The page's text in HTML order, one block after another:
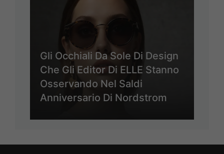
Gli Occhiali Da Sole Di Design
Che Gli Editor Di ELLE Stanno
Osservando Nel Saldi
Anniversario Di Nordstrom